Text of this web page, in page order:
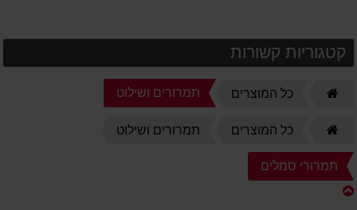
קטגוריות קשורות
כל המוצרים תמרורים ושילוט
כל המוצרים תמרורים ושילוט
תמרורי סמלים